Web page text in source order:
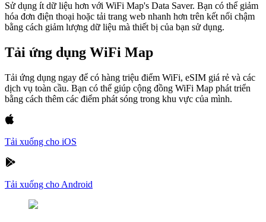
Sử dụng ít dữ liệu hơn với WiFi Map's Data Saver. Bạn có thể giảm
hóa đơn điện thoại hoặc tải trang web nhanh hơn trên kết nối chậm
bằng cách giảm lượng dữ liệu mà thiết bị của bạn sử dụng.
Tải ứng dụng WiFi Map
Tải ứng dụng ngay để có hàng triệu điểm WiFi, eSIM giá rẻ và các
dịch vụ toàn cầu. Bạn có thể giúp cộng đồng WiFi Map phát triển
bằng cách thêm các điểm phát sóng trong khu vực của mình.
Tải xuống cho iOS
Tải xuống cho Android